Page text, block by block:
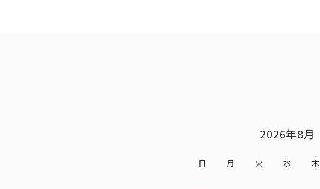
2026年8月
日 月 火 水 木